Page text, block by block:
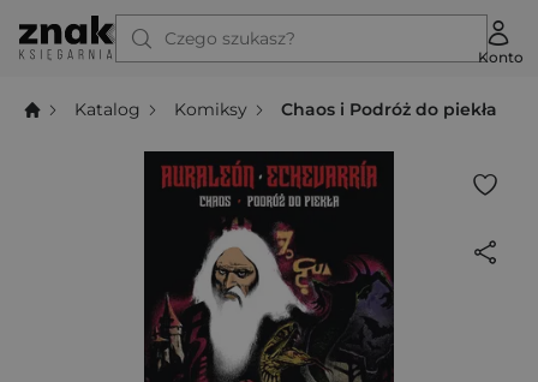
Czego szukasz?
Konto
Katalog Komiksy Chaos i Podróż do piekła